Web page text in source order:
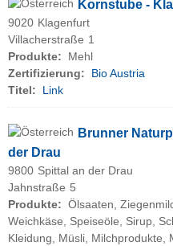
Kornstube -
9020 Klagenfurt
Villacherstraße 1
Produkte:
Mehl
Zertifizierung:
Bio Austria
Titel:
Link
Brunner
der Drau
9800 Spittal an der Drau
Jahnstraße 5
Produkte: Ölsaaten,
Weichkäse, Speiseöle, Sirup,
Kleidung, Müsli, Milchprodukte,